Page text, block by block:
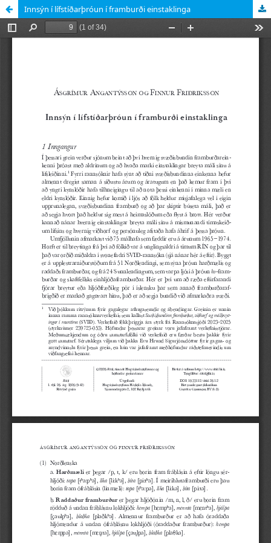
Innsýn í lífstíðarþróun í framburði einstaklinga